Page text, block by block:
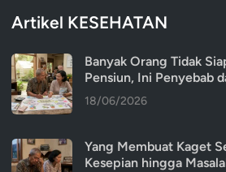
Artikel KESEHATAN
Banyak Orang Tidak
Pensiun, Ini Penyebab
18/06/2026
Yang Membuat Kaget
Kesepian hingga